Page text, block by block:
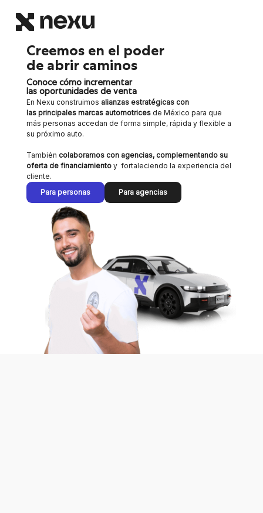
Creemos en el poder
de abrir caminos
Conoce cómo incrementar
las oportunidades de venta
En Nexu construimos alianzas estratégicas con
las principales marcas automotricesde México para que
más personas accedan de forma simple, rápida y flexible a
su próximo auto.
También colaboramos con agencias, complementando su
oferta de financiamientoy fortaleciendo la experiencia del
cliente.
Para personas
Para agencias